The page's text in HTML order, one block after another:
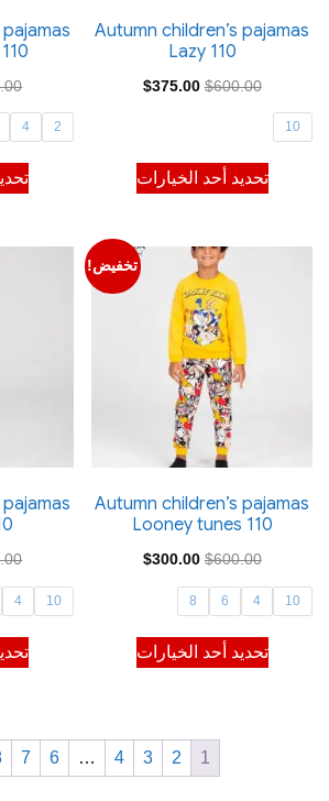
صفحة
Autumn children’s pajamas
Lazy 110
$600.00
السعر
$375.00 السعر
$375.00.
10
تحديد أحد الخيارات
هناك
العديد
الأشكال
المختلفة
صفحة
المنتج
2
4
تخفيض!
Autumn children’s pajamas
Looney tunes 110
$600.00
السعر
الأصلي
هو:
$300.00 السعر
$300.00.
10
4
6
8
تحديد أحد الخيارات
هناك
العديد
المختلفة
10
4
1
2
3
4
…
6
7